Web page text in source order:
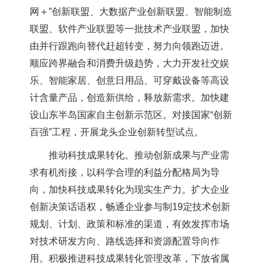
网＋”创新联盟、大数据产业创新联盟、智能制造
联盟、软件产业联盟等一批技术产业联盟，加快
由并行跟跑向替代赶超转变，努力向领跑迈进。
顺应跨界融合和消费升级趋势，大力开发社交娱
乐、智能家居、创意日用品、可穿戴设备等高设
计含量产品，创造新供给，释放新需求。加快建
设山东半岛国家自主创新示范区。对接国家“创新
百强”工程，开展龙头企业创新转型试点。
推动科技成果转化。推动创新成果与产业需
求有机衔接，以科学合理的利益分配格局为导
向，加快科技成果转化为现实生产力。扩大企业
创新决策话语权，畅通企业参与制19定技术创新
规划、计划、政策和标准的渠道，有效发挥市场
对技术研发方向、路线选择和资源配置导向作
用。积极推进科技成果转化管理改革，下放省属